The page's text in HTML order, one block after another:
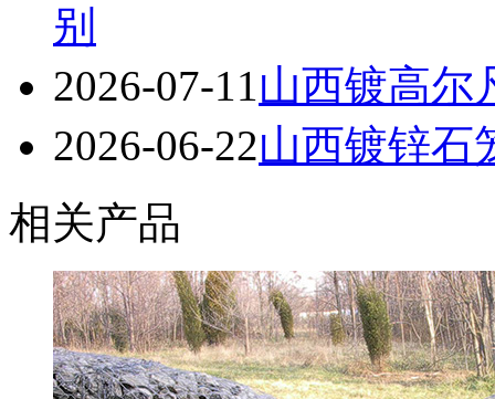
别
2026-07-11山西镀高尔
2026-06-22山西镀锌石
相关产品